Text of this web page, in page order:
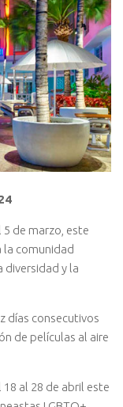
5 de marzo, este
la comunidad
diversidad y la
días consecutivos
de películas al aire
18 al 28 de abril este